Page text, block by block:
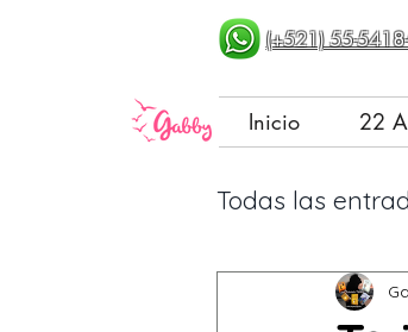
(+521) 55-
Inicio 22
Todas las
Paternaje